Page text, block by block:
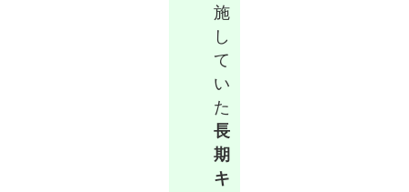
施
し
て
い
た
長
期
キ